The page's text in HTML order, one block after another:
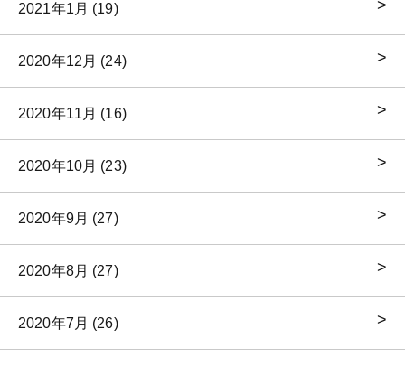
2021年1月 (19)
2020年12月 (24)
2020年11月 (16)
2020年10月 (23)
2020年9月 (27)
2020年8月 (27)
2020年7月 (26)